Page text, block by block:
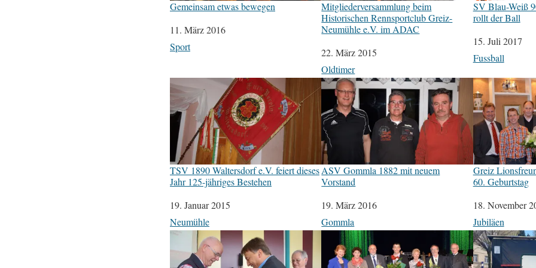
Gemeinsam etwas bewegen
Datum
11. März 2016
In Bezug auf
Sport
Mitgliederversammlung beim
Historischen Rennsportclub Greiz-
Neumühle e.V. im ADAC
Datum
22. März 2015
In Bezug auf
Oldtimer
SV Blau-Weiß
rollt der Ball
Datum
15. Juli 2017
In Bezug auf
Fussball
TSV 1890 Waltersdorf e.V. feiert dieses
Jahr 125-jähriges Bestehen
Datum
19. Januar 2015
In Bezug auf
Neumühle
ASV Gommla 1882 mit neuem
Vorstand
Datum
19. März 2016
In Bezug auf
Gommla
Greiz
60. Geburtstag
Datum
18. November
In Bezug auf
Jubiläen